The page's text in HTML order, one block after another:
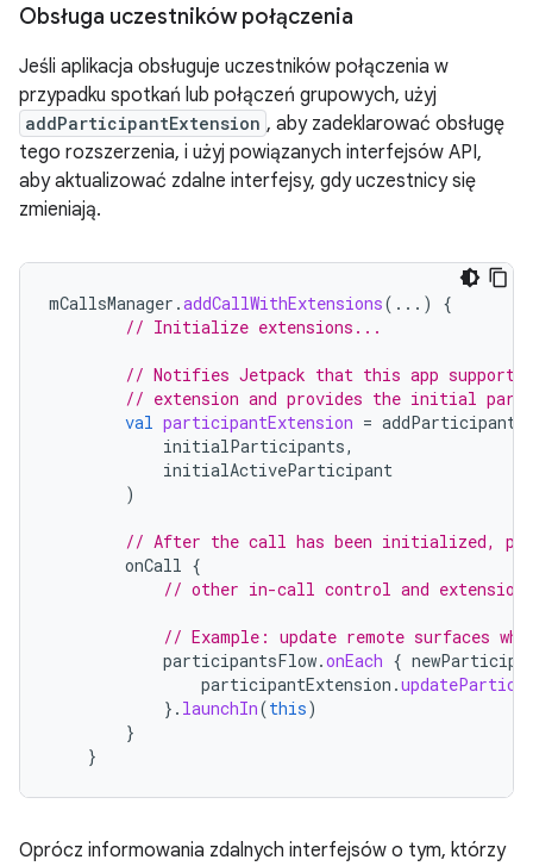
Obsługa uczestników połączenia
Jeśli aplikacja obsługuje uczestników połączenia w
przypadku spotkań lub połączeń grupowych, użyj
addParticipantExtension , aby zadeklarować obsługę
tego rozszerzenia, i użyj powiązanych interfejsów API,
aby aktualizować zdalne interfejsy, gdy uczestnicy się
zmieniają.
mCallsManager .addCallWithExtensions(...)
{
// Initialize extensions...
// Notifies Jetpack that this app
// extension and provides the initial
val participantExtension =
initialParticipants,
initialActiveParticipant
)
// After the call has been initialized,
onCall {
// other in-call control and
// Example: update remote surfaces
participantsFlow.onEach {
participantExtension .
}. launchIn(this)
}
}
Oprócz informowania zdalnych interfejsów o tym, którzy